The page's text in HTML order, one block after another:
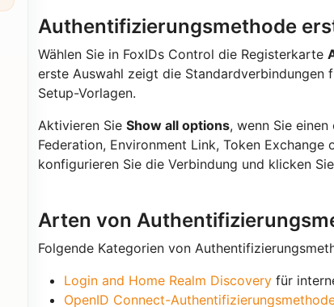
Authentifizierungsmethode
Wählen Sie in FoxIDs Control die Registerkarte
erste Auswahl zeigt die Standardverbindungen
Setup-Vorlagen.
Aktivieren Sie Show all options, wenn Sie
Federation, Environment Link, Token Exchange
konfigurieren Sie die Verbindung und klicken
Arten von
Folgende Kategorien von
Login and Home Realm Discovery für
OpenID Connect-